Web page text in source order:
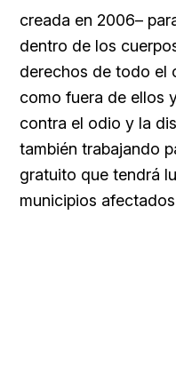
creada en 2006–
dentro de los
derechos de todo el
como fuera de ellos
contra el odio y la
también trabajando
gratuito que tendrá
municipios